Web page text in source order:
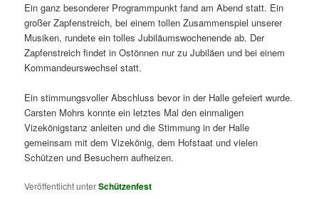
Ein ganz besonderer Programmpunkt fand am Abend statt. Ein
großer Zapfenstreich, bei einem tollen Zusammenspiel unserer
Musiken, rundete ein tolles Jubiläumswochenende ab. Der
Zapfenstreich findet in Ostönnen nur zu Jubiläen und bei einem
Kommandeurswechsel statt.
Ein stimmungsvoller Abschluss bevor in der Halle gefeiert wurde.
Carsten Mohrs konnte ein letztes Mal den einmaligen
Vizekönigstanz anleiten und die Stimmung in der Halle
gemeinsam mit dem Vizekönig, dem Hofstaat und vielen
Schützen und Besuchern aufheizen.
Veröffentlicht unterSchützenfest